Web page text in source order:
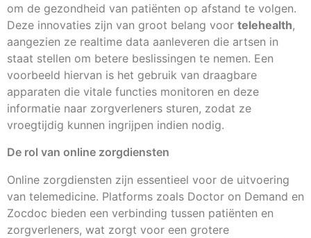
om de gezondheid van patiënten op afstand te volgen.
Deze innovaties zijn van groot belang voor telehealth,
aangezien ze realtime data aanleveren die artsen in
staat stellen om betere beslissingen te nemen. Een
voorbeeld hiervan is het gebruik van draagbare
apparaten die vitale functies monitoren en deze
informatie naar zorgverleners sturen, zodat ze
vroegtijdig kunnen ingrijpen indien nodig.
De rol van online zorgdiensten
Online zorgdiensten zijn essentieel voor de uitvoering
van telemedicine. Platforms zoals Doctor on Demand en
Zocdoc bieden een verbinding tussen patiënten en
zorgverleners, wat zorgt voor een grotere